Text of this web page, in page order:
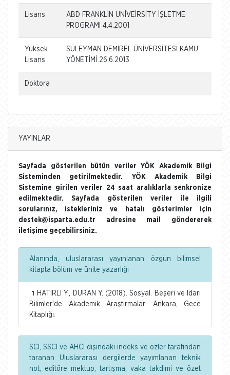
Lisans
ABD FRANKLİN UNİVEİRSİTY İŞLETME
PROGRAMI 4.4.2001
Yüksek
Lisans
SÜLEYMAN DEMİREL ÜNİVERSİTESİ KAMU
YÖNETİMİ 26.6.2013
Doktora
YAYINLAR
Sayfada gösterilen bütün veriler YÖK Akademik Bilgi
Sisteminden getirilmektedir. YÖK Akademik Bilgi
Sistemine girilen veriler 24 saat aralıklarla senkronize
edilmektedir. Sayfada gösterilen veriler ile ilgili
sorularınız, istekleriniz ve hatalı gösterimler için
destek@isparta.edu.tr adresine mail göndererek
iletişime geçebilirsiniz.
Alanında, uluslararası yayınlanan özgün bilimsel
kitapta bölüm ve ünite yazarlığı
1
HATIRLI Y., DURAN Y. (2018). Sosyal. Beşeri ve İdari
Bilimler'de Akademik Araştırmalar. Ankara, Gece
Kitaplığı.
SCI, SSCI ve AHCI dışındaki indeks ve özler tarafından
taranan Uluslararası dergilerde yayımlanan teknik
not, editöre mektup, tartışma, vaka takdimi ve özet